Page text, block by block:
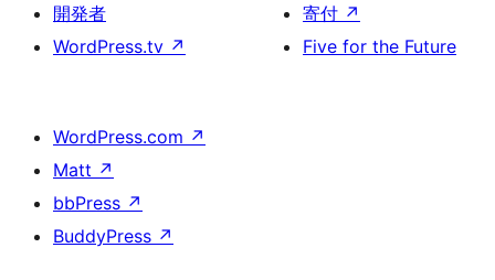
開発者
WordPress.tv ↗
寄付 ↗
Five for the Future
WordPress.com ↗
Matt ↗
bbPress ↗
BuddyPress ↗